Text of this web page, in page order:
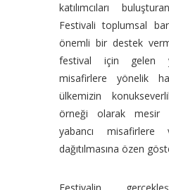
katılımcıları
Festivali toplumsal
önemli bir destek
festival için gelen
misafirlere yönelik
ülkemizin
örneği olarak mesir
yabancı
dağıtılmasına özen